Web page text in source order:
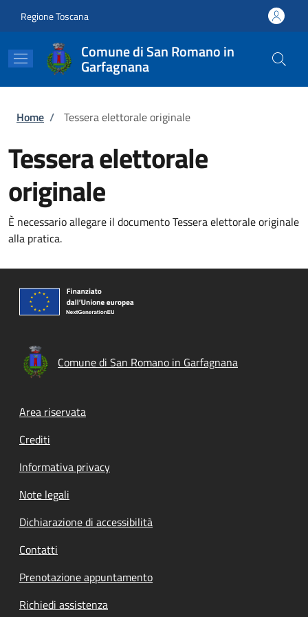
Regione Toscana
Comune di San Romano in
Garfagnana
Briciole di pane
Home / Tessera elettorale originale
Tessera elettorale
originale
È necessario allegare il documento Tessera elettorale originale
alla pratica.
Comune di San Romano in Garfagnana
Footer menu
Area riservata
Crediti
Informativa privacy
Note legali
Dichiarazione di accessibilità
Contatti
Prenotazione appuntamento
Richiedi assistenza